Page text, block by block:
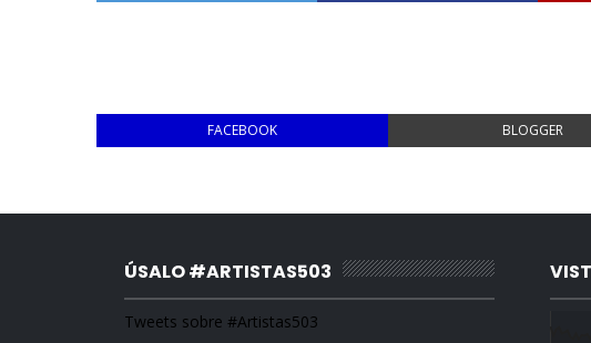
FACEBOOK BLOGGER
ÚSALO #ARTISTAS503
Tweets sobre #Artistas503